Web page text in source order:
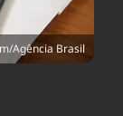
Agência Brasil